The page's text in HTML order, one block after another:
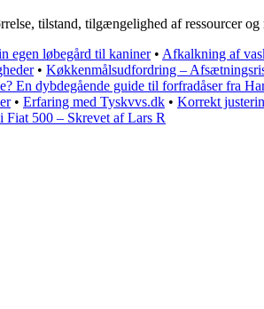
tilstand, tilgængelighed af ressourcer
egen løbegård til kaniner• Afkalkning af
• Køkkenmålsudfordring –
En dybdegående guide til forfradåser fra
• Erfaring med Tyskvvs.dk • Korrekt
500 – Skrevet af Lars R